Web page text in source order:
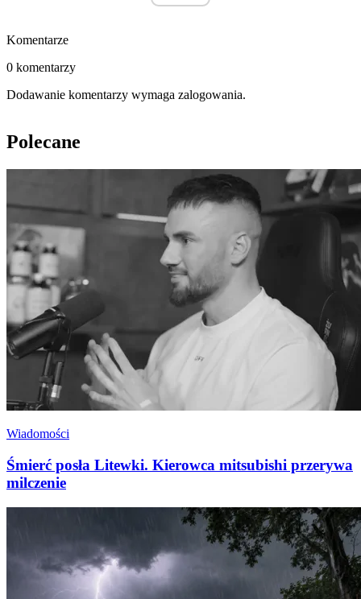
Komentarze
0 komentarzy
Dodawanie komentarzy wymaga zalogowania.
Polecane
Wiadomości
Śmierć posła Litewki. Kierowca mitsubishi przerywa
milczenie